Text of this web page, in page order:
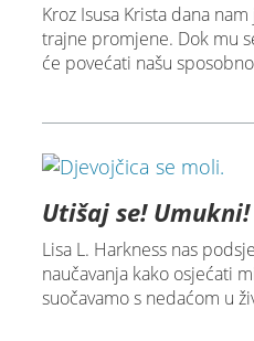
Kroz Isusa Krista dana
trajne promjene. Dok mu
će povećati našu
Utišaj se! Umukni!
Lisa L. Harkness nas
naučavanja kako osjećati
suočavamo s nedaćom u